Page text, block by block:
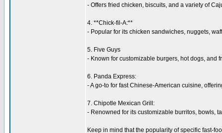
- Offers fried chicken, biscuits, and a variety of
4. **Chick-fil-A:**
- Popular for its chicken sandwiches, nuggets,
5. Five Guys
- Known for customizable burgers, hot dogs, and
6. Panda Express:
- A go-to for fast Chinese-American cuisine,
7. Chipotle Mexican Grill:
- Renowned for its customizable burritos, bowls,
Keep in mind that the popularity of specific fast-